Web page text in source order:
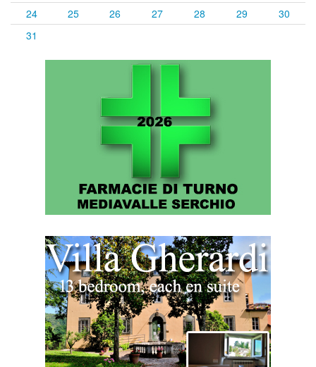
24
25 26 27 28 29
30
31